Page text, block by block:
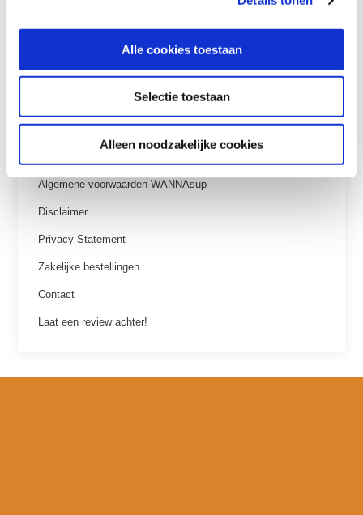
Alle cookies toestaan
Selectie toestaan
Alleen noodzakelijke cookies
Klantenservice
Veelgestelde vragen
Verzenden & retourneren
Algemene voorwaarden WANNAsup
Disclaimer
Privacy Statement
Zakelijke bestellingen
Contact
Laat een review achter!